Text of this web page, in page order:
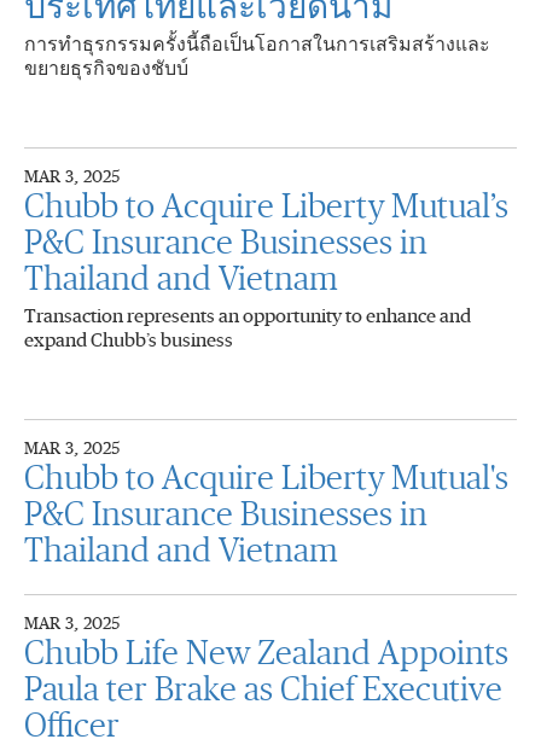
ประเทศไทยและเวียดนาม
การทำธุรกรรมครั้งนี้ถือเป็นโอกาสในการเสริมสร้างและ
ขยายธุรกิจของชับบ์
MAR 3, 2025
Chubb to Acquire Liberty Mutual’s
P&C Insurance Businesses in
Thailand and Vietnam
Transaction represents an opportunity to enhance and
expand Chubb’s business
MAR 3, 2025
Chubb to Acquire Liberty Mutual's
P&C Insurance Businesses in
Thailand and Vietnam
MAR 3, 2025
Chubb Life New Zealand Appoints
Paula ter Brake as Chief Executive
Officer